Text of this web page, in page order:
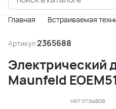
Главная Встраиваемая
Артикул 2365688
Электрический
Maunfeld
нет отзывов